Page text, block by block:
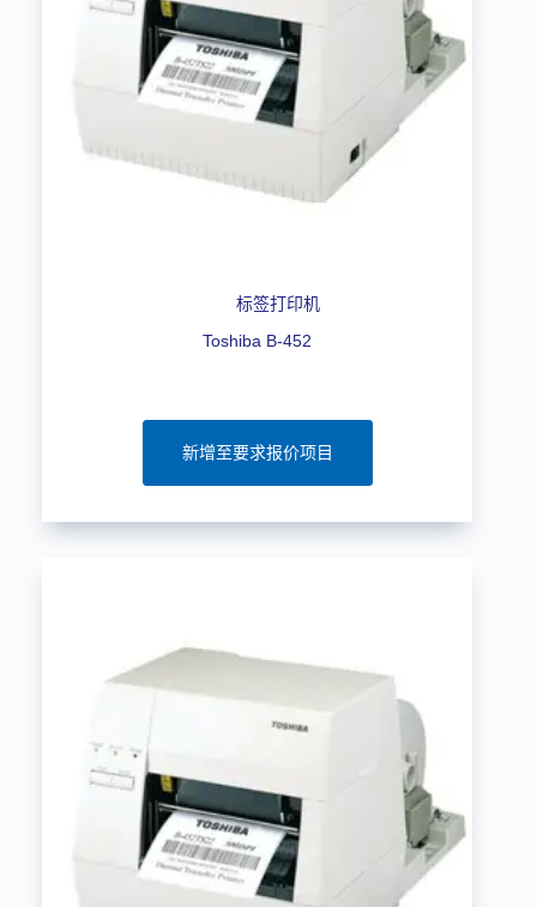
标签打印机
Toshiba B-452
新增至要求报价项目